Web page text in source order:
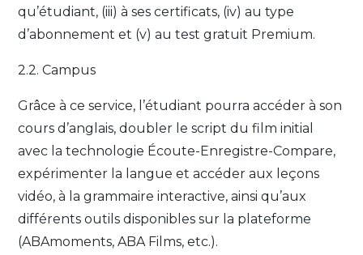
qu’étudiant, (iii) à ses certificats, (iv) au type
d’abonnement et (v) au test gratuit Premium.
2.2. Campus
Grâce à ce service, l’étudiant pourra accéder à son
cours d’anglais, doubler le script du film initial
avec la technologie Écoute-Enregistre-Compare,
expérimenter la langue et accéder aux leçons
vidéo, à la grammaire interactive, ainsi qu’aux
différents outils disponibles sur la plateforme
(ABAmoments, ABA Films, etc.).